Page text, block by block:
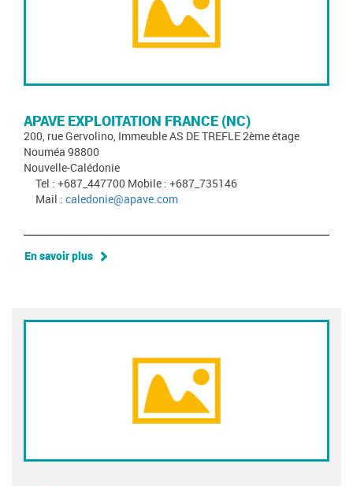
APAVE EXPLOITATION FRANCE (NC)
200, rue Gervolino, Immeuble AS DE TREFLE 2ème étage
Nouméa 98800
Nouvelle-Calédonie
Tel : +687_447700 Mobile : +687_735146
Mail : caledonie@apave.com
En savoir plus